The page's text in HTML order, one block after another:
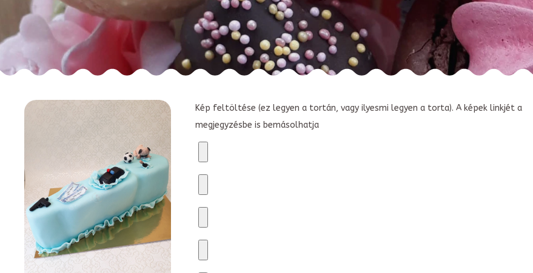
Kép feltöltése (ez legyen a tortán, vagy ilyesmi legyen a torta). A képek linkjét a
megjegyzésbe is bemásolhatja